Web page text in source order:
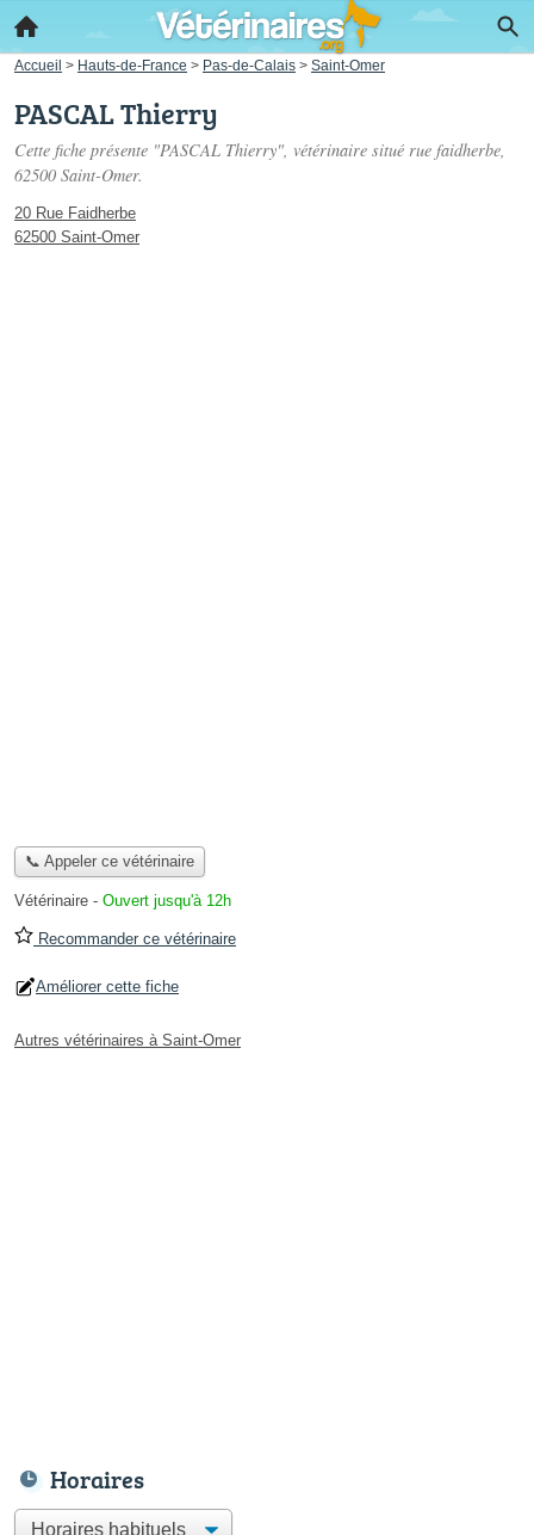
Accueil > Hauts-de-France > Pas-de-Calais > Saint-Omer
PASCAL Thierry
Cette fiche présente "PASCAL Thierry", vétérinaire situé rue faidherbe,
62500 Saint-Omer.
20 Rue Faidherbe
62500 Saint-Omer
📞 Appeler ce vétérinaire
Vétérinaire - Ouvert jusqu'à 12h
Recommander ce vétérinaire
Améliorer cette fiche
Autres vétérinaires à Saint-Omer
Horaires